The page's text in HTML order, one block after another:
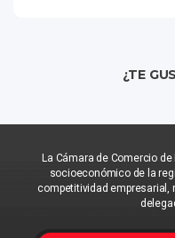
¿TE
La Cámara de Comercio
socioeconómico de la
competitividad empresarial,